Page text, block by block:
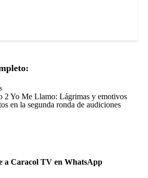
2 Yo Me Llamo: Lágrimas y emotivos
en la segunda ronda de audiciones
a Caracol TV en WhatsApp